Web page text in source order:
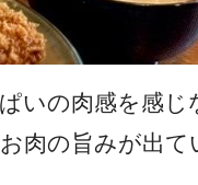
いの肉感を感
肉の旨みが出て